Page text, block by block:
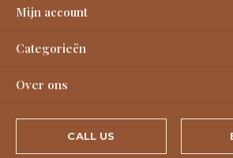
Mijn account
Categorieën
Over ons
CALL US